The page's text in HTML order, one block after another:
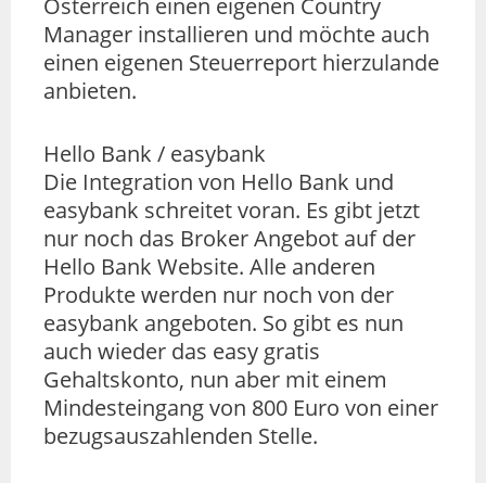
Österreich einen eigenen Country
Manager installieren und möchte auch
einen eigenen Steuerreport hierzulande
anbieten.
Hello Bank / easybank
Die Integration von Hello Bank und
easybank schreitet voran. Es gibt jetzt
nur noch das Broker Angebot auf der
Hello Bank Website. Alle anderen
Produkte werden nur noch von der
easybank angeboten. So gibt es nun
auch wieder das easy gratis
Gehaltskonto, nun aber mit einem
Mindesteingang von 800 Euro von einer
bezugsauszahlenden Stelle.